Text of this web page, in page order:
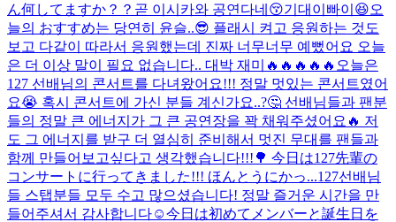
ん何してますか？？ 곧 이시카와 공연다네😚기대이빠이😆오
늘의 おすすめ는 당연히 윤슬..😎 플래시 켜고 응원하는 것도
보고 다같이 따라서 응원했는데 진짜 너무너무 예뻤어요 오늘
은 더 이상 말이 필요 없습니다.. 대박 재미🔥🔥🔥🔥🔥 오늘은
127 선배님의 콘서트를 다녀왔어요!!! 정말 멋있는 콘서트였어
요😭 혹시 콘서트에 가신 분들 계신가요..?🤔 선배님들과 팬분
들의 정말 큰 에너지가 그 큰 공연장을 꽉 채워주셨어요🔥 저
도 그 에너지를 받구 더 열심히 준비해서 멋진 무대를 팬들과
함께 만들어보고싶다고 생각했습니다!!!🌳 今日は127先輩の
コンサートに行ってきました!!! ほんとうにかっ...127선배님
들 스탭분들 모두 수고 많으셨습니다! 정말 즐거운 시간을 만
들어주셔서 감사합니다☺️今日は初めてメンバーと誕生日を